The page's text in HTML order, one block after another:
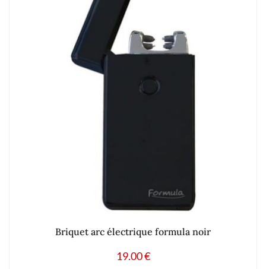
Briquet arc électrique formula noir
19.00€